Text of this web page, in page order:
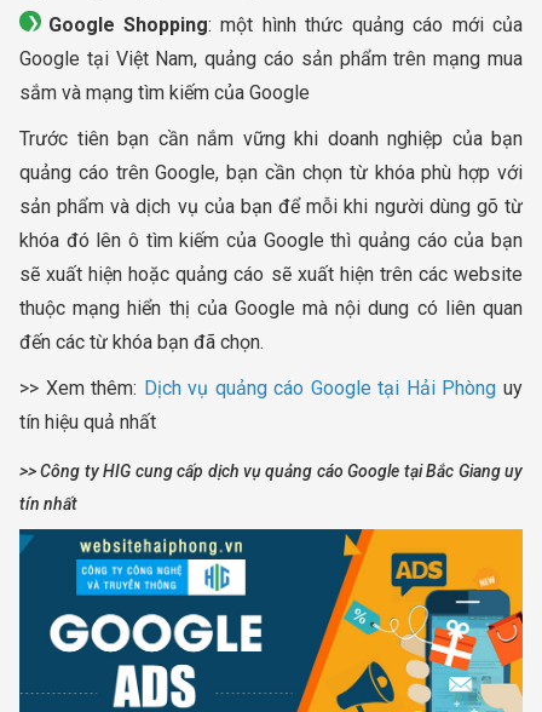
Google Shopping: một hình thức quảng cáo mới của
Google tại Việt Nam, quảng cáo sản phẩm trên mạng mua
sắm và mạng tìm kiếm của Google
Trước tiên bạn cần nắm vững khi doanh nghiệp của bạn
quảng cáo trên Google, bạn cần chọn từ khóa phù hợp với
sản phẩm và dịch vụ của bạn để mỗi khi người dùng gõ từ
khóa đó lên ô tìm kiếm của Google thì quảng cáo của bạn
sẽ xuất hiện hoặc quảng cáo sẽ xuất hiện trên các website
thuộc mạng hiển thị của Google mà nội dung có liên quan
đến các từ khóa bạn đã chọn.
>> Xem thêm: Dịch vụ quảng cáo Google tại Hải Phòng uy
tín hiệu quả nhất
>> Công ty HIG cung cấp dịch vụ quảng cáo Google tại Bắc Giang uy
tín nhất